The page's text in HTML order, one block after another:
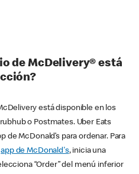
de McDelivery® está
está disponible en los
o Postmates. Uber Eats
McDonald’s para ordenar. Para
app de McDonald's, inicia una
“Order” del menú inferior